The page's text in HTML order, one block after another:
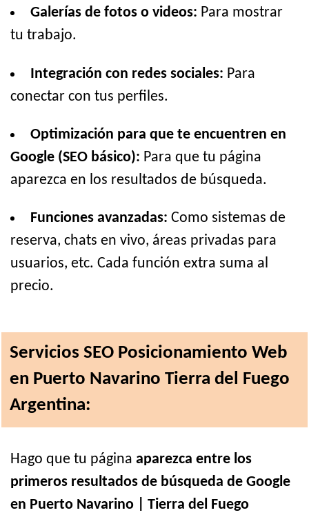
Galerías de fotos o videos: Para mostrar
tu trabajo.
Integración con redes sociales: Para
conectar con tus perfiles.
Optimización para que te encuentren en
Google (SEO básico): Para que tu página
aparezca en los resultados de búsqueda.
Funciones avanzadas: Como sistemas de
reserva, chats en vivo, áreas privadas para
usuarios, etc. Cada función extra suma al
precio.
Servicios SEO Posicionamiento Web
en Puerto Navarino Tierra del Fuego
Argentina:
Hago que tu página aparezca entre los
primeros resultados de búsqueda de Google
en Puerto Navarino | Tierra del Fuego